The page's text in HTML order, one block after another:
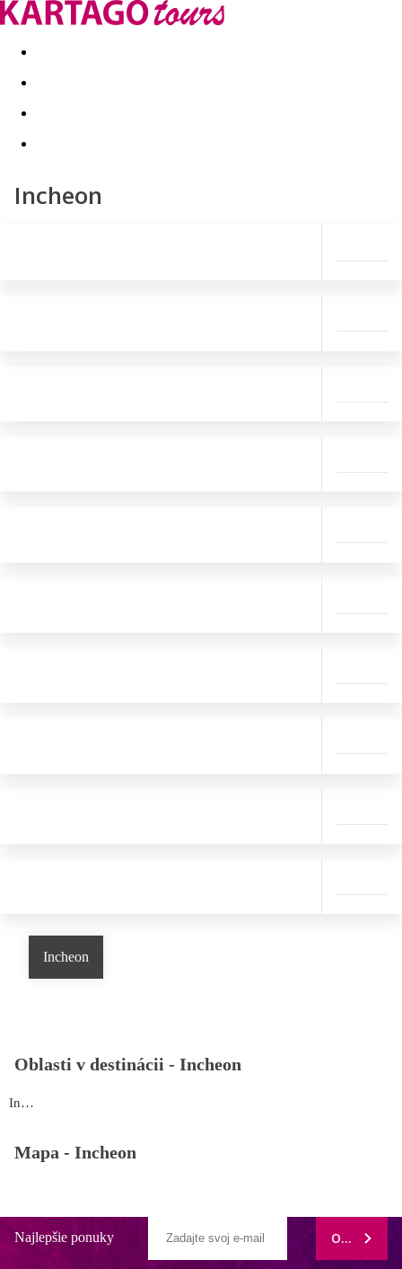
Last minute Dovolenkové kluby
Incheon
Incheon
Oblasti v destinácii - Incheon
Incheon
Mapa - Incheon
Najlepšie ponuky ODOBERAŤ